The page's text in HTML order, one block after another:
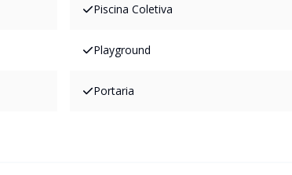
Piscina Coletiva
Playground
Portaria